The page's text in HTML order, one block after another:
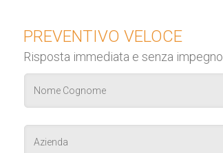
PREVENTIVO VELOCE
Risposta immediata e senza impegno